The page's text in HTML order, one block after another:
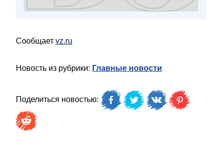
Сообщает vz.ru
Новость из рубрики: Главные новости
Поделиться новостью: